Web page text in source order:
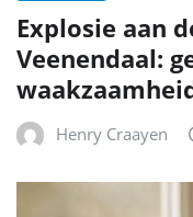
Explosie aan
Veenendaal:
Henry Craayen